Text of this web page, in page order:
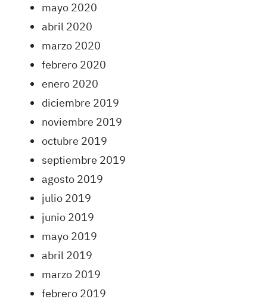
mayo 2020
abril 2020
marzo 2020
febrero 2020
enero 2020
diciembre 2019
noviembre 2019
octubre 2019
septiembre 2019
agosto 2019
julio 2019
junio 2019
mayo 2019
abril 2019
marzo 2019
febrero 2019